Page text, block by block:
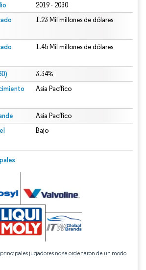
2019 - 2030
1.23 Mil millones de dólares
1.45 Mil millones de dólares
3.34%
Asia Pacífico
Asia Pacífico
Bajo
jugadores no se ordenaron de un modo